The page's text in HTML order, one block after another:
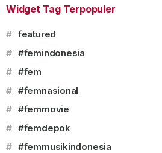
Widget Tag Terpopuler
# featured
# #femindonesia
# #fem
# #femnasional
# #femmovie
# #femdepok
# #femmusikindonesia